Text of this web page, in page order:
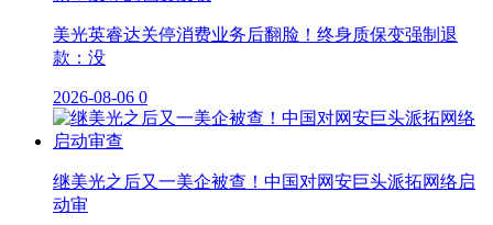
美光英睿达关停消费业务后翻脸！终身质保变强制退
款：没
2026-08-06 0
继美光之后又一美企被查！中国对网安巨头派拓网络启
动审